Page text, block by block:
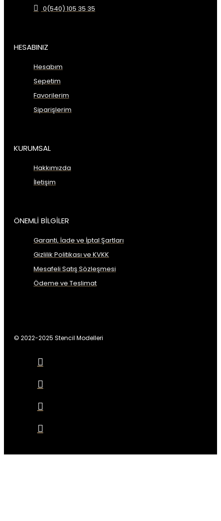
0(540) 105 35 35
HESABINIZ
Hesabım
Sepetim
Favorilerim
Siparişlerim
KURUMSAL
Hakkımızda
İletişim
ÖNEMLİ BİLGİLER
Garanti, İade ve İptal Şartları
Gizlilik Politikası ve KVKK
Mesafeli Satış Sözleşmesi
Ödeme ve Teslimat
© 2022-2025 Stencil Modelleri